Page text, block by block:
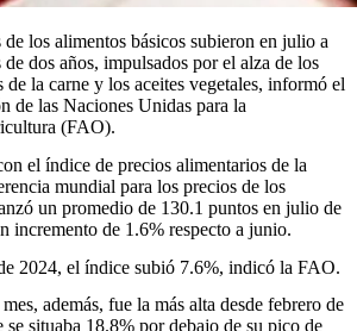
los alimentos básicos subieron en julio a
dos años, impulsados por el alza de los
de la carne y los aceites vegetales, informó el
de las Naciones Unidas para la
(FAO).
el índice de precios alimentarios de la
mundial para los precios de los
un promedio de 130.1 puntos en julio de
incremento de 1.6% respecto a junio.
2024, el índice subió 7.6%, indicó la FAO.
además, fue la más alta desde febrero de
situaba 18.8% por debajo de su pico de